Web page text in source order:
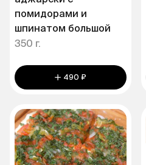
помидорами и
шпинатом большой
350 г.
490 ₽